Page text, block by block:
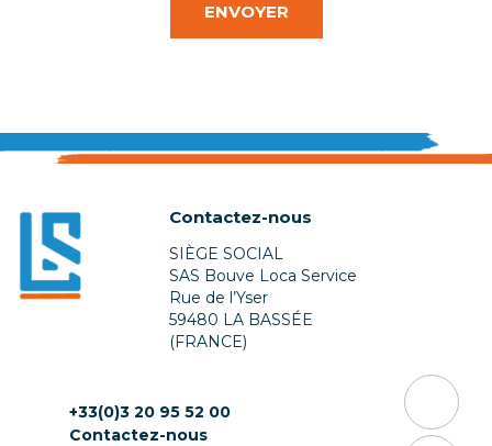
Contactez-nous
SIÈGE SOCIAL
SAS Bouve Loca Service
Rue de l’Yser
59480 LA BASSÉE
(FRANCE)
+33(0)3 20 95 52 00
Contactez-nous